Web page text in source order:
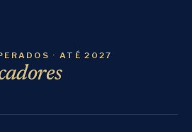
· ATÉ 2027